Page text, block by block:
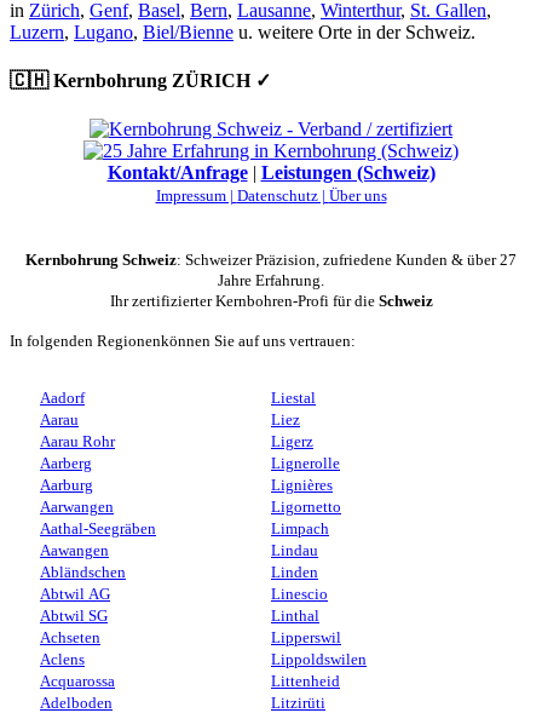
in Zürich, Genf, Basel, Bern, Lausanne, Winterthur, St. Gallen,
Luzern, Lugano, Biel/Bienne u. weitere Orte in der Schweiz.
🇨🇭 Kernbohrung ZÜRICH ✓
Kontakt/Anfrage| Leistungen (Schweiz)
Impressum | Datenschutz | Über uns
Kernbohrung Schweiz: Schweizer Präzision, zufriedene Kunden & über 27
Jahre Erfahrung.
Ihr zertifizierter Kernbohren-Profi für die Schweiz
In folgenden Regionenkönnen Sie auf uns vertrauen:
Aadorf
Aarau
Aarau Rohr
Aarberg
Aarburg
Aarwangen
Aathal-Seegräben
Aawangen
Abländschen
Abtwil AG
Abtwil SG
Achseten
Aclens
Acquarossa
Adelboden
Liestal
Liez
Ligerz
Lignerolle
Lignières
Ligornetto
Limpach
Lindau
Linden
Linescio
Linthal
Lipperswil
Lippoldswilen
Littenheid
Litzirüti